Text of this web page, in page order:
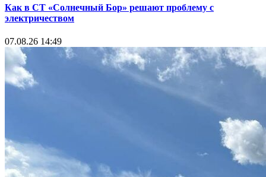
Как в СТ «Солнечный Бор» решают проблему с
электричеством
07.08.26 14:49